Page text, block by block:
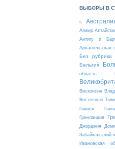
ВЫБОРЫ В
s
Алжир
Антигу и
Архангельская
Без рубрики
Бельгия
область
Висконсин
Восточный
Гвинея
Гренландия
Джорджия
Забайкальский
Ивановская